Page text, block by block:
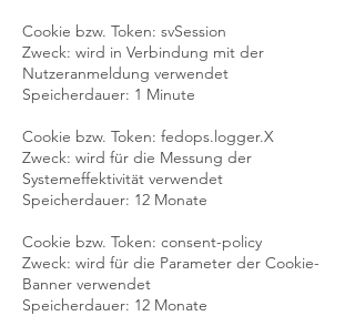
Cookie bzw. Token: svSession
Zweck: wird in Verbindung mit der
Nutzeranmeldung verwendet
Speicherdauer: 1 Minute
Cookie bzw. Token: fedops.logger.X
Zweck: wird für die Messung der
Systemeffektivität verwendet
Speicherdauer: 12 Monate
Cookie bzw. Token: consent-policy
Zweck: wird für die Parameter der Cookie-
Banner verwendet
Speicherdauer: 12 Monate